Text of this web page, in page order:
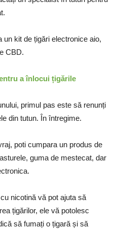
kit de țigări electronice aio,
CBD.
a înlocui țigările
primul pas este să renunți
din tutun. În întregime.
poti cumpara un produs de
guma de mestecat, dar
nicotină vă pot ajuta să
țigărilor, ele vă potolesc
să fumați o țigară și să